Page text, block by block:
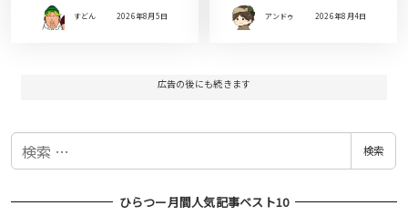
すどん 2026年8月5日 アンドゥ 2026年8月4日
広告の後にも続きます
検
検索
ひらつー月間人気記事ベスト10